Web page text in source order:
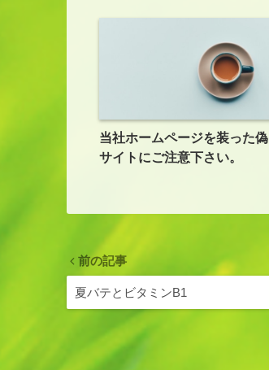
当社ホームページを装った偽
サイトにご注意下さい。
前の記事
夏バテとビタミンB1